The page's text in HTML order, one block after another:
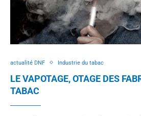
actualité DNF Industrie du tabac
LE VAPOTAGE, OTAGE DES
TABAC